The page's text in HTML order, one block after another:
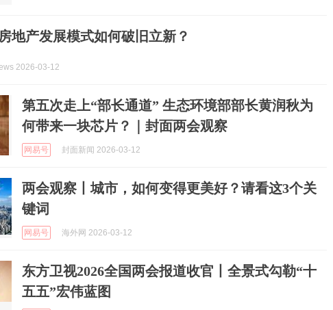
地产发展模式如何破旧立新？
2026-03-12
第五次走上“部长通道” 生态环境部部长黄润秋为
何带来一块芯片？｜封面两会观察
网易号 封面新闻 2026-03-12
两会观察丨城市，如何变得更美好？请看这3个关
键词
网易号 海外网 2026-03-12
东方卫视2026全国两会报道收官丨全景式勾勒“十
五五”宏伟蓝图